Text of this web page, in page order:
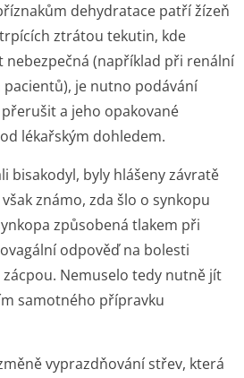
dehydratace patří žízeň
ztrátou tekutin, kde
nebezpečná (například při renální
je nutno podávání
a jeho opakované
lékařským dohledem.
bisakodyl, byly hlášeny závratě
známo, zda šlo o synkopu
způsobená tlakem při
odpověď na bolesti
Nemuselo tedy nutně jít
samotného přípravku
vyprazdňování střev, která